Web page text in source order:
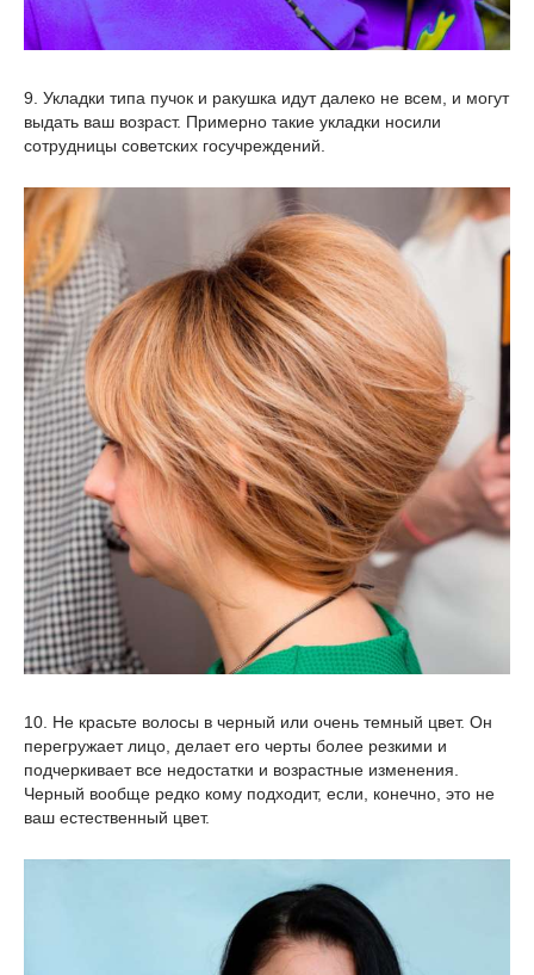
9. Укладки типа пучок и ракушка идут далеко не всем, и могут
выдать ваш возраст. Примерно такие укладки носили
сотрудницы советских госучреждений.
10. Не красьте волосы в черный или очень темный цвет. Он
перегружает лицо, делает его черты более резкими и
подчеркивает все недостатки и возрастные изменения.
Черный вообще редко кому подходит, если, конечно, это не
ваш естественный цвет.